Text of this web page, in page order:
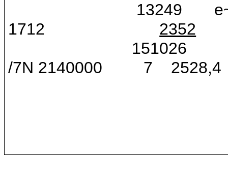
13249
1712
2352
151026
/7N 2140000 7 2528,4